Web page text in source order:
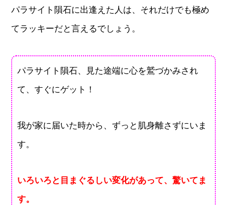
パラサイト隕石に出逢えた人は、それだけでも極め
てラッキーだと言えるでしょう。
パラサイト隕石、見た途端に心を鷲づかみされ
て、すぐにゲット！
我が家に届いた時から、ずっと肌身離さずにいま
す。
いろいろと目まぐるしい変化があって、驚いてま
す。